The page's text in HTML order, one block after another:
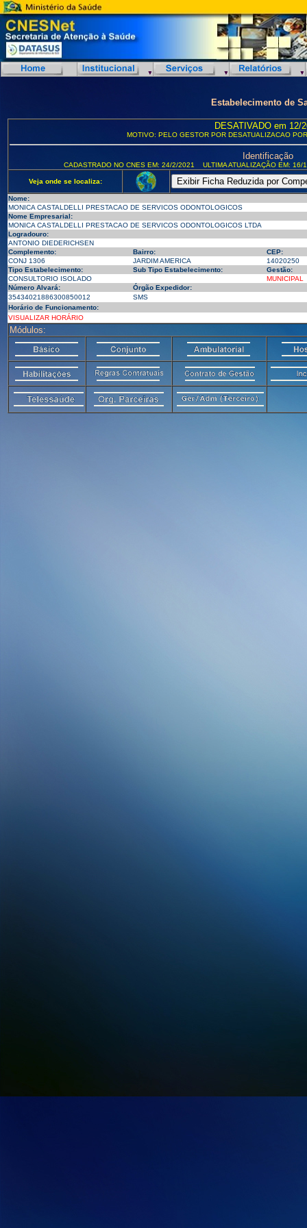
Estabelecimento de
DESATIVADO em 12/
MOTIVO: PELO GESTOR POR DESATUALIZACAO
Identificação
CADASTRADO NO CNES EM: 24/2/2021 ULTIMA ATUALIZAÇÃO EM:
Veja onde se localiza:
Nome:
MONICA CASTALDELLI PRESTACAO DE SERVICOS ODONTOLOGICOS
Nome Empresarial:
MONICA CASTALDELLI PRESTACAO DE SERVICOS ODONTOLOGICOS LTDA
Logradouro:
ANTONIO DIEDERICHSEN
Complemento:
Bairro:
CEP:
CONJ 1306
JARDIM AMERICA
14020250
Tipo Estabelecimento:
Sub Tipo Estabelecimento:
Gestão:
CONSULTORIO ISOLADO
MUNICIPAL
Número Alvará:
Órgão Expedidor:
35434021886300850012
SMS
Horário de Funcionamento:
VISUALIZAR HORÁRIO
Módulos: